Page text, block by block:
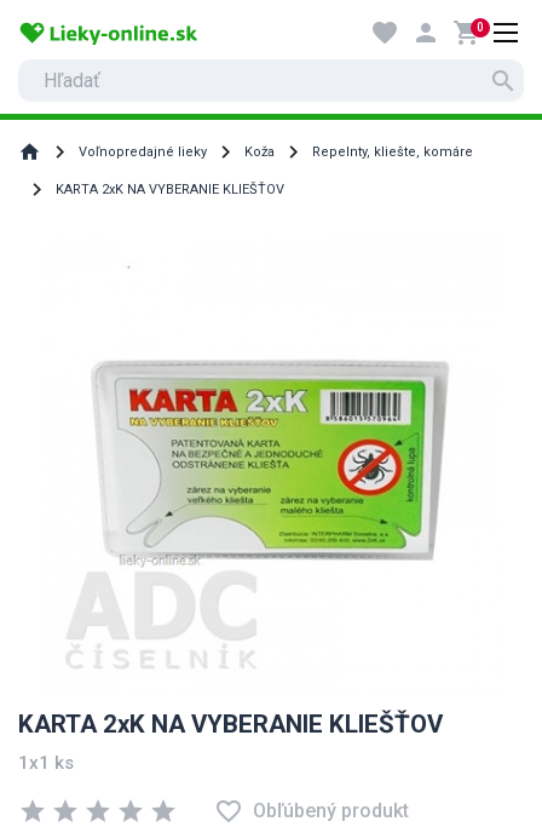
search
favorite person shopping_cart0
home Voľnopredajné lieky Koža Repelnty, kliešte, komáre
KARTA 2xK NA VYBERANIE KLIEŠŤOV
KARTA 2xK NA VYBERANIE KLIEŠŤOV
1x1 ks
star star star star star favorite_border Obľúbený produkt